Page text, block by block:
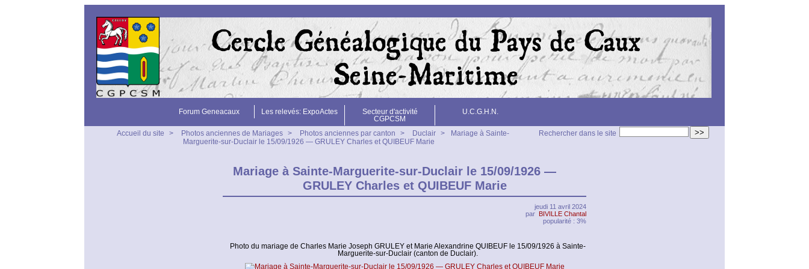
Forum Geneacaux Les relevés: ExpoActes
Secteur d'activité
CGPCSM
U.C.G.H.N.
>>
Rechercher dans le site
Accueil du site > Photos anciennes de Mariages > Photos anciennes par canton > Duclair >
Mariage à Sainte-
Marguerite-sur-Duclair le 15/09/1926 — GRULEY Charles et QUIBEUF Marie
Mariage à Sainte-Marguerite-sur-Duclair le 15/09/1926 —
GRULEY Charles et QUIBEUF Marie
jeudi 11 avril 2024
par BIVILLE Chantal
popularité : 3%
Photo du mariage de Charles Marie Joseph GRULEY et Marie Alexandrine QUIBEUF le 15/09/1926 à Sainte-
Marguerite-sur-Duclair (canton de Duclair).